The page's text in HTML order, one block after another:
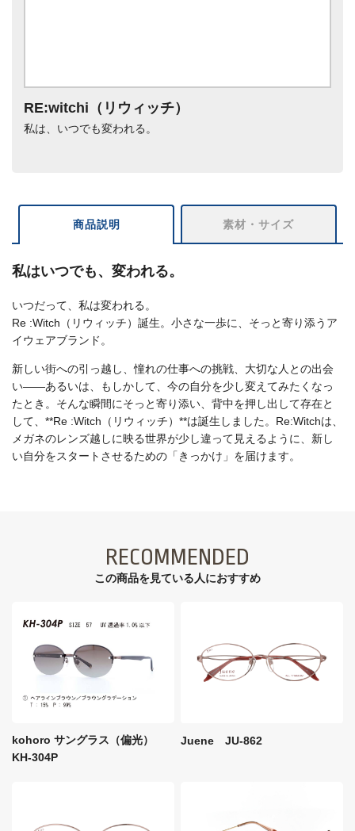
RE:witchi（リウィッチ）
私は、いつでも変われる。
商品説明 素材・サイズ
私はいつでも、変われる。
いつだって、私は変われる。
Re :Witch（リウィッチ）誕生。小さな一歩に、そっと寄り添うア
イウェアブランド。
新しい街への引っ越し、憧れの仕事への挑戦、大切な人との出会
い――あるいは、もしかして、今の自分を少し変えてみたくなっ
たとき。そんな瞬間にそっと寄り添い、背中を押し出して存在と
して、**Re :Witch（リウィッチ）**は誕生しました。Re:Witchは、
メガネのレンズ越しに映る世界が少し違って見えるように、新し
い自分をスタートさせるための「きっかけ」を届けます。
RECOMMENDED
この商品を見ている⼈におすすめ
kohoro サングラス（偏光）
KH-304P
Juene JU-862